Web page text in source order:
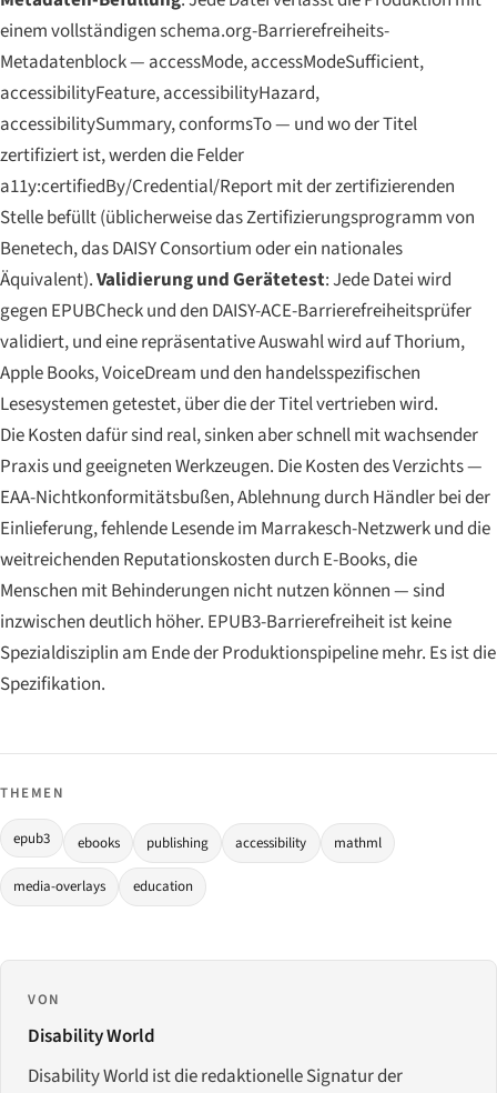
einem vollständigen schema.org-Barrierefreiheits-
Metadatenblock — accessMode, accessModeSufficient,
accessibilityFeature, accessibilityHazard,
accessibilitySummary, conformsTo — und wo der Titel
zertifiziert ist, werden die Felder
a11y:certifiedBy/Credential/Report mit der zertifizierenden
Stelle befüllt (üblicherweise das Zertifizierungsprogramm von
Benetech, das DAISY Consortium oder ein nationales
Äquivalent).Validierung und Gerätetest: Jede Datei wird
gegen EPUBCheck und den DAISY-ACE-Barrierefreiheitsprüfer
validiert, und eine repräsentative Auswahl wird auf Thorium,
Apple Books, VoiceDream und den handelsspezifischen
Lesesystemen getestet, über die der Titel vertrieben wird.
Die Kosten dafür sind real, sinken aber schnell mit wachsender
Praxis und geeigneten Werkzeugen. Die Kosten des Verzichts —
EAA-Nichtkonformitätsbußen, Ablehnung durch Händler bei der
Einlieferung, fehlende Lesende im Marrakesch-Netzwerk und die
weitreichenden Reputationskosten durch E-Books, die
Menschen mit Behinderungen nicht nutzen können — sind
inzwischen deutlich höher. EPUB3-Barrierefreiheit ist keine
Spezialdisziplin am Ende der Produktionspipeline mehr. Es ist die
Spezifikation.
THEMEN
epub3 ebooks publishing accessibility mathml
media-overlays education
VON
Disability World
Disability World ist die redaktionelle Signatur der